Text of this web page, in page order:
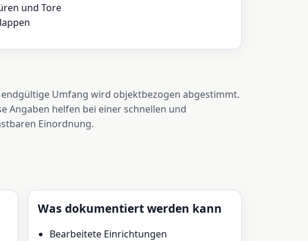
und Tore
Umfang wird objektbezogen abgestimmt.
Angaben helfen bei einer schnellen und
Einordnung.
Was dokumentiert werden kann
Bearbeitete Einrichtungen